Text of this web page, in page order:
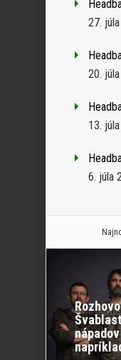
27.
20.
13.
6. júla